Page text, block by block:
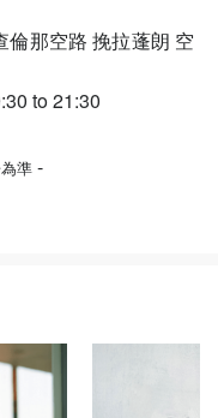
倫那空路 挽拉蓬朗 空
to 21:30
準 -